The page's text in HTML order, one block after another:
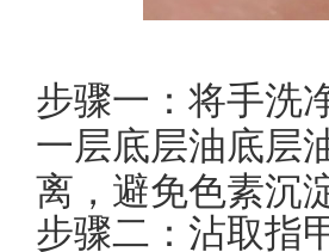
步骤一：将手洗
一层底层油底层
离，避免色素沉
步骤二： 沾取指